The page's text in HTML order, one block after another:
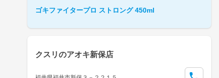
ゴキファイタープロ ストロング 450ml
クスリのアオキ新保店